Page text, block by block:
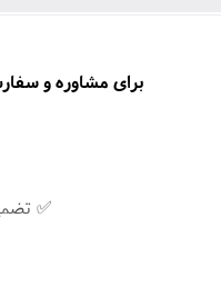
برای مشاوره و
✅